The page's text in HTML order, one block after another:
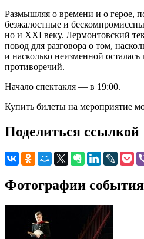
Размышляя о времени и о герое,
безжалостные и
но и XXI веку. Лермонтовский
повод для разговора о том,
и насколько неизменной
противоречий.
Начало спектакля — в 19:00.
Купить билеты на мероприятие
Поделиться ссылкой
Фотографии события